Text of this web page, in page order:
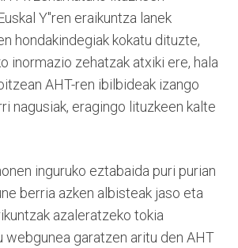
Y"ren eraikuntza lanek
hondakindegiak kokatu dituzte,
inormazio zehatzak atxiki ere, hala
AHT-ren ibilbideak izango
nagusiak, eragingo lituzkeen kalte
inguruko eztabaida puri purian
berria azken albisteak jaso eta
azaleratzeko tokia
webgunea garatzen aritu den AHT